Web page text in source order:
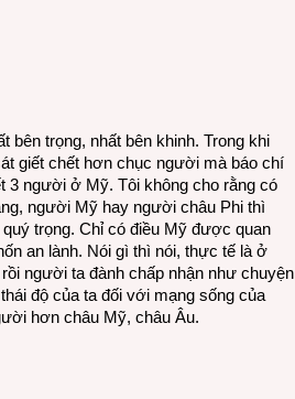
bên trọng, nhất bên khinh. Trong khi
giết chết hơn chục người mà báo chí
3 người ở Mỹ. Tôi không cho rằng có
người Mỹ hay người châu Phi thì
trọng. Chỉ có điều Mỹ được quan
an lành. Nói gì thì nói, thực tế là ở
người ta đành chấp nhận như chuyện
độ của ta đối với mạng sống của
hơn châu Mỹ, châu Âu.